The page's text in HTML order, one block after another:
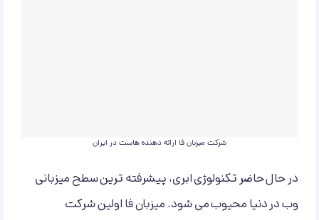
شرکت میزبان فا ارائه دهنده هاست در ایران
در حال حاضر تکنولوژی ابری، پیشرفته ترین سطح میزبانی
وب در دنیا محیوب می شود. میزبان فا اولین شرکت